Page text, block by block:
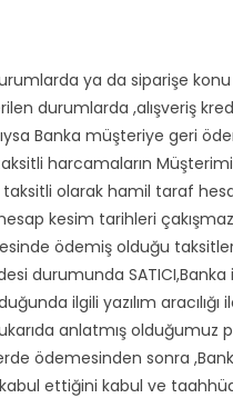
durumlarda ya da siparişe
durumlarda ,alışveriş
Banka müşteriye geri
harcamaların
olarak hamil taraf
kesim tarihleri
ödemiş olduğu
durumunda
ilgili yazılım
anlatmış olduğumuz
ödemesinden sonra
ettiğini kabul ve